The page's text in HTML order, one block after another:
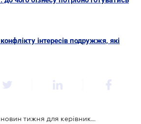
інтересів подружжя, які
Дайджест головних новин тижня для керівників